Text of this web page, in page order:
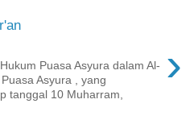
›
Puasa Asyura dalam Al-
Asyura , yang
tanggal 10 Muharram,